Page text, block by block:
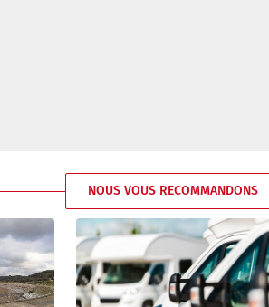
NOUS VOUS RECOMMANDONS